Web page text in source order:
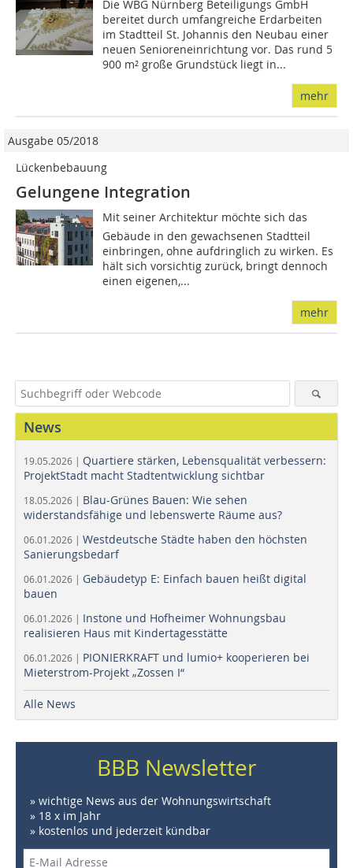
Die WBG Nürnberg Beteiligungs GmbH
bereitet durch umfangreiche Erdarbeiten
im Stadtteil St. Johannis den Neubau einer
neuen Senioreneinrichtung vor. Das rund 5
900 m² große Grundstück liegt in...
mehr
Ausgabe 05/2018
Lückenbebauung
Gelungene Integration
Mit seiner Architektur möchte sich das
Gebäude in den gewachsenen Stadtteil
einbringen, ohne aufdringlich zu wirken. Es
hält sich vorsichtig zurück, bringt dennoch
einen eigenen,...
mehr
News
19.05.2026 | Quartiere stärken, Lebensqualität verbessern:
ProjektStadt macht Stadtentwicklung sichtbar
18.05.2026 | Blau-Grünes Bauen: Wie sehen
widerstandsfähige und lebenswerte Räume aus?
06.01.2026 | Westdeutsche Städte haben den höchsten
Sanierungsbedarf
06.01.2026 | Gebäudetyp E: Einfach bauen heißt digital
bauen
06.01.2026 | Instone und Hofheimer Wohnungsbau
realisieren Haus mit Kindertagesstätte
06.01.2026 | PIONIERKRAFT und lumio+ kooperieren bei
Mieterstrom-Projekt „Zossen I“
Alle News
BBB Newsletter
» wichtige News aus der Wohnungswirtschaft
» 18 x im Jahr
» kostenlos und jederzeit kündbar